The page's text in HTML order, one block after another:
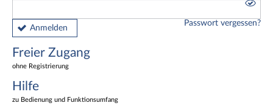
Anmelden
Passwort vergessen?
Freier Zugang
ohne Registrierung
Hilfe
zu Bedienung und Funktionsumfang